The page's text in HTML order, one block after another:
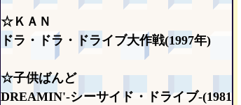
☆ＫＡＮ
ドラ・ドラ・ドライブ大作戦(1997年)
☆子供ばんど
DREAMIN'-シーサイド・ドライブ-(1981